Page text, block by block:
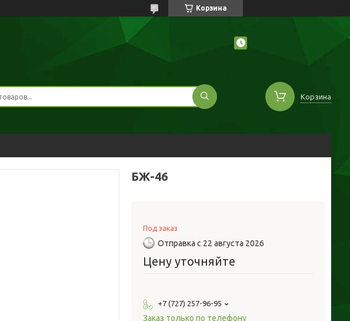
Корзина
Корзина
БЖ-46
Под заказ
Отправка с 22 августа 2026
Цену уточняйте
+7 (727) 257-96-95
Заказ только по телефону